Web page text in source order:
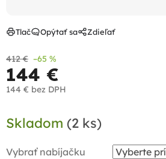
412 € –65 %
144 €
144 € bez DPH
cena:
Skladom (2 ks)
Vybrať nabíjačku
Tlač Opýtať sa Zdieľať